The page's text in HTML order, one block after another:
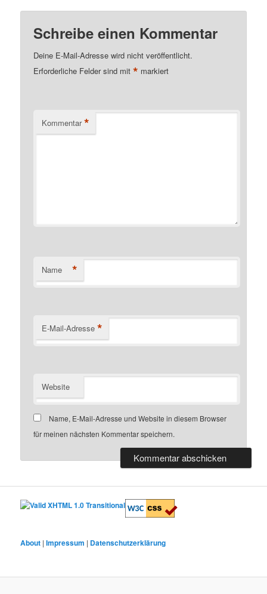
Schreibe einen Kommentar
Deine E-Mail-Adresse wird nicht veröffentlicht.
Erforderliche Felder sind mit* markiert
Kommentar *
Name *
E-Mail-Adresse *
Website
Name, E-Mail-Adresse und Website in diesem Browser
für meinen nächsten Kommentar speichern.
About |Impressum | Datenschutzerklärung